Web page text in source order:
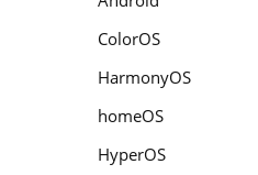
ColorOS
HarmonyOS
homeOS
HyperOS